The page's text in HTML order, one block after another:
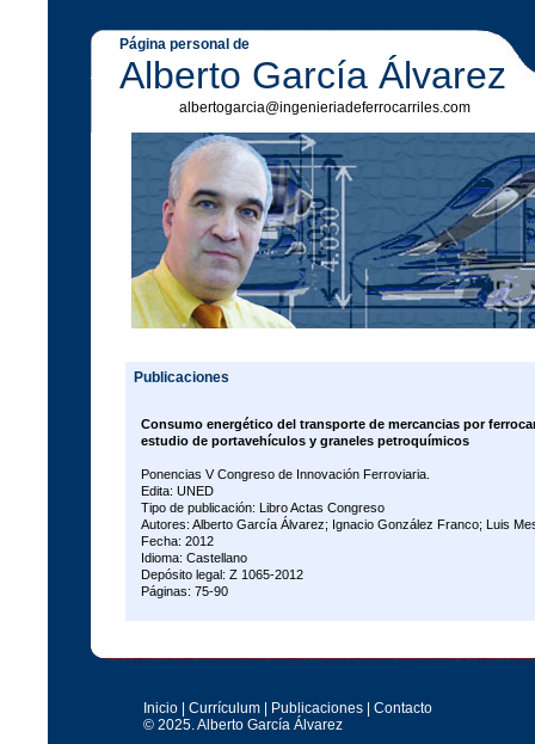
Página personal de
Alberto García Álvarez
albertogarcia@ingenieriadeferrocarriles.com
Publicaciones
Consumo energético del transporte de mercancias por
estudio de portavehículos y graneles petroquímicos
Ponencias V Congreso de Innovación Ferroviaria.
Edita: UNED
Tipo de publicación: Libro Actas Congreso
Autores: Alberto García Álvarez; Ignacio González Franco; Luis
Fecha: 2012
Idioma: Castellano
Depósito legal: Z 1065-2012
Páginas: 75-90
Inicio Currículum Publicaciones
Contacto
© 2025. Alberto García Álvarez